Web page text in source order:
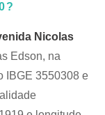
Nicolas
Edson, na
IBGE 3550308 e